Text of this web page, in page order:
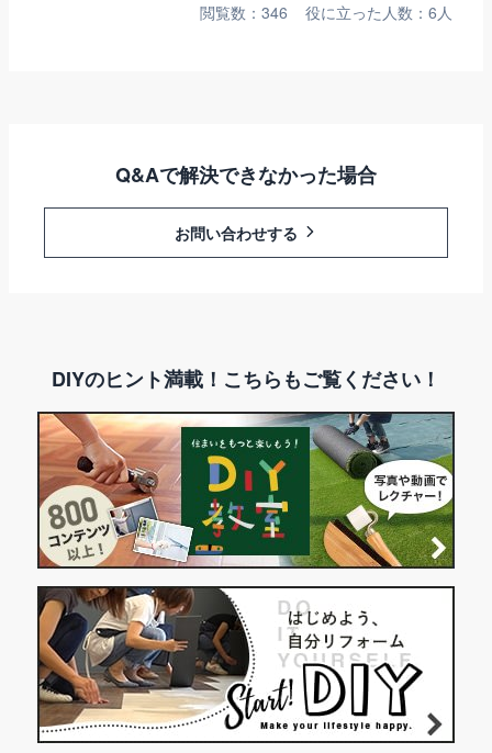
閲覧数：346
役に立った人数：6人
Q&Aで解決できなかった場合
お問い合わせする
DIYのヒント満載！こちらもご覧ください！